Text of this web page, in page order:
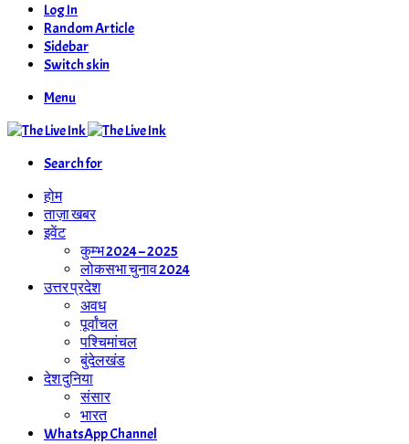
Log In
Random Article
Sidebar
Switch skin
Menu
Search for
होम
ताज़ा खबर
इवेंट
कुम्भ 2024 – 2025
लोकसभा चुनाव 2024
उत्तर प्रदेश
अवध
पूर्वांचल
पश्चिमांचल
बुंदेलखंड
देश दुनिया
संसार
भारत
WhatsApp Channel